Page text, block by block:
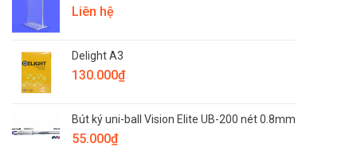
Liên hệ
Delight A3
130.000₫
Bút ký uni-ball Vision Elite UB-200 nét 0.8mm
55.000₫